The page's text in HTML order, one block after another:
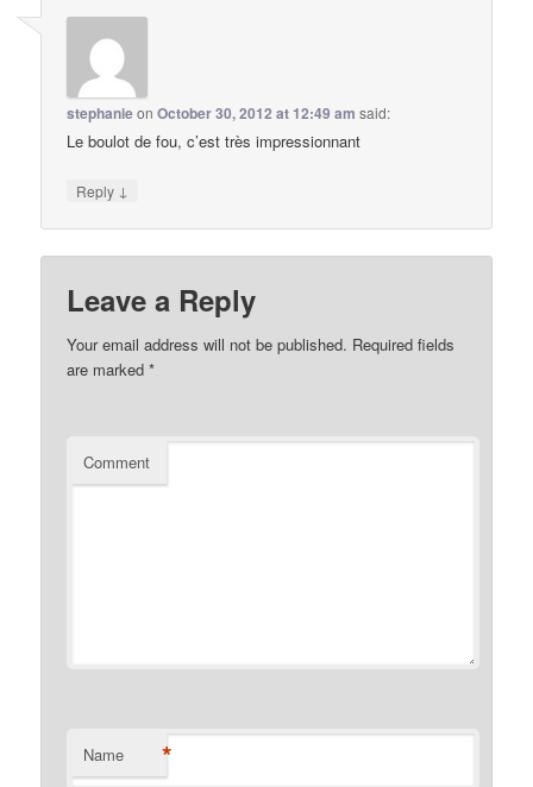
stephanieonOctober 30, 2012 at 12:49 am said:
Le boulot de fou, c’est très impressionnant
Reply ↓
Leave a Reply
Your email address will not be published. Required fields
are marked*
Comment
Name *